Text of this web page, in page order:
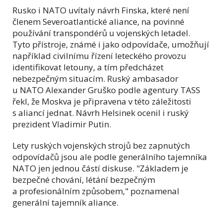
Rusko i NATO uvítaly návrh Finska, které není
členem Severoatlantické aliance, na povinné
používání transpondérů u vojenských letadel.
Tyto přístroje, známé i jako odpovídače, umožňují
například civilnímu řízení leteckého provozu
identifikovat letouny, a tím předcházet
nebezpečným situacím. Ruský ambasador
u NATO Alexander Gruško podle agentury TASS
řekl, že Moskva je připravena v této záležitosti
s aliancí jednat. Návrh Helsinek ocenil i ruský
prezident Vladimir Putin.
Lety ruských vojenských strojů bez zapnutých
odpovídačů jsou ale podle generálního tajemníka
NATO jen jednou částí diskuse. "Základem je
bezpečné chování, létání bezpečným
a profesionálním způsobem," poznamenal
generální tajemník aliance.